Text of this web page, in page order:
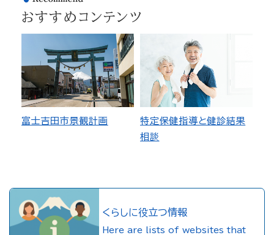
おすすめコンテンツ
富士吉田市景観計画
特定保健指導と健診結果
相談
くらしに役立つ情報
Here are lists of websites that